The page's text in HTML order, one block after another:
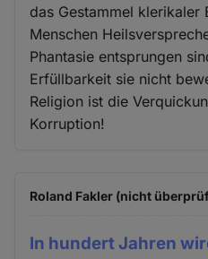
das Gestammel klerikaler
Menschen
Phantasie entsprungen
Erfüllbarkeit sie nicht
Religion ist die
Korruption!
Roland Fakler (nicht
In hundert Jahren